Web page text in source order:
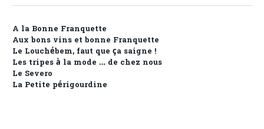
A la Bonne Franquette
Aux bons vins et bonne Franquette
Le Louchébem, faut que ça saigne !
Les tripes à la mode … de chez nous
Le Severo
La Petite périgourdine